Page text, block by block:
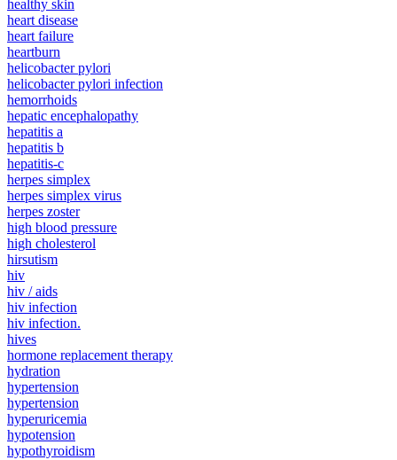
healthy skin
heart disease
heart failure
heartburn
helicobacter pylori
helicobacter pylori infection
hemorrhoids
hepatic encephalopathy
hepatitis a
hepatitis b
hepatitis-c
herpes simplex
herpes simplex virus
herpes zoster
high blood pressure
high cholesterol
hirsutism
hiv
hiv / aids
hiv infection
hiv infection.
hives
hormone replacement therapy
hydration
hypertension
hypertension
hyperuricemia
hypotension
hypothyroidism